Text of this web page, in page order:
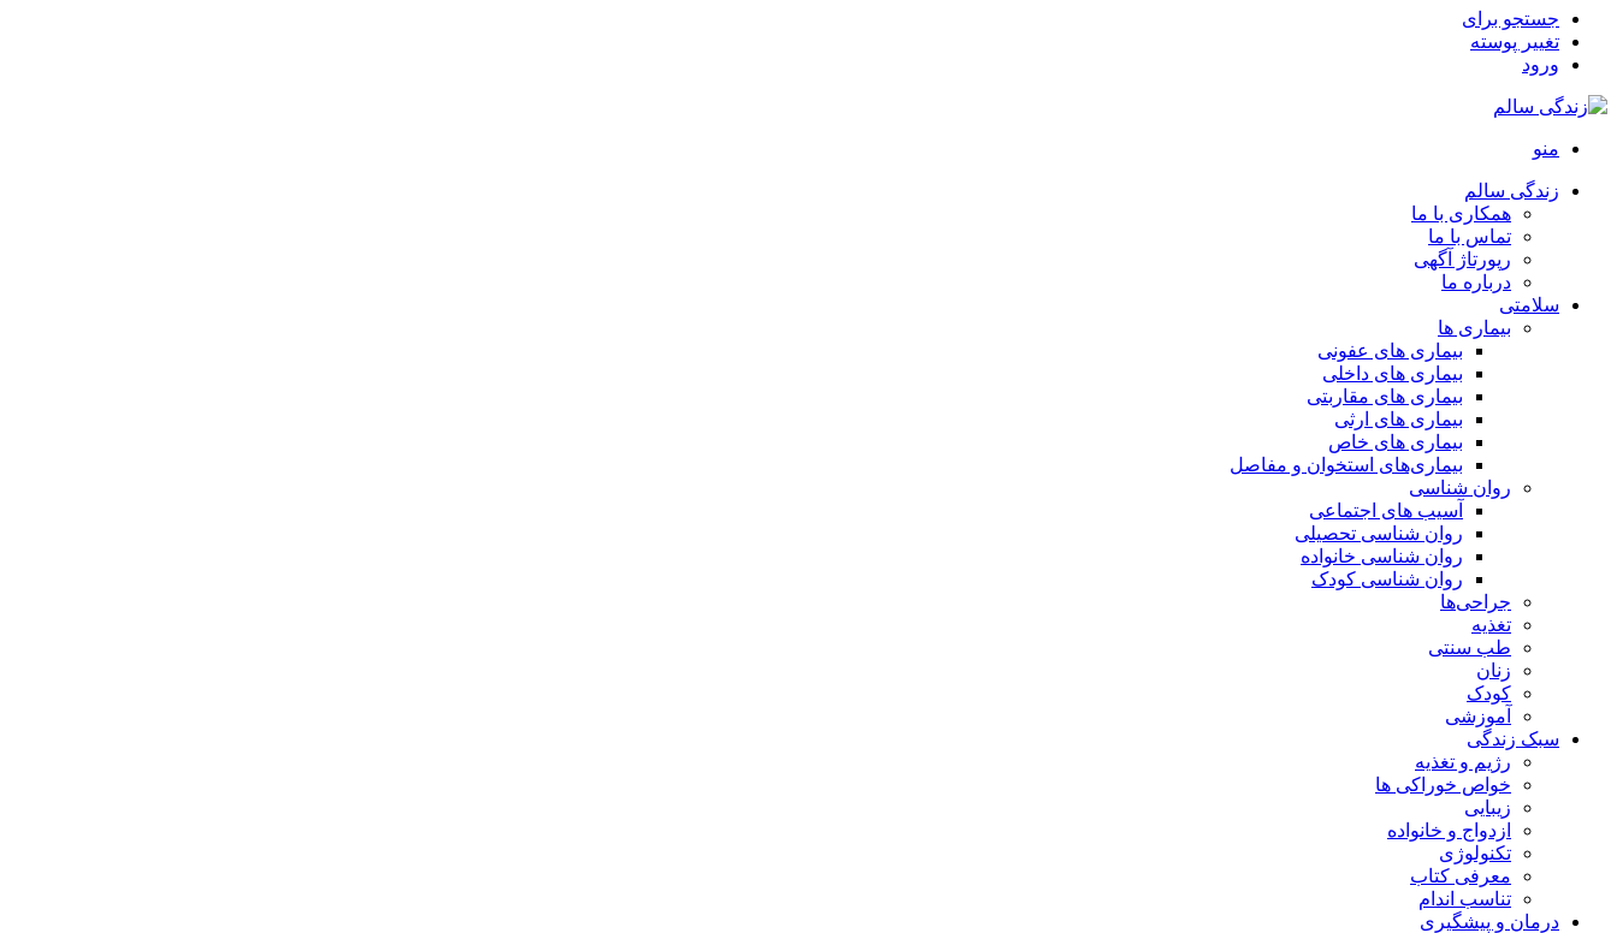
جستجو برای
تغییر پوسته
ورود
منو
زندگی سالم
همکاری با ما
تماس با ما
رپورتاژ آگهی
درباره ما
سلامتی
بیماری ها
بیماری های عفونی
بیماری های داخلی
بیماری های مقاربتی
بیماری های ارثی
بیماری های خاص
بیماری‌های استخوان و مفاصل
روان شناسی
آسیب های اجتماعی
روان شناسی تحصیلی
روان شناسی خانواده
روان شناسی کودک
جراحی‌ها
تغذیه
طب سنتی
زنان
کودک
آموزشی
سبک زندگی
رژیم و تغذیه
خواص خوراکی ها
زیبایی
ازدواج و خانواده
تکنولوژی
معرفی کتاب
تناسب اندام
درمان و پیشگیری